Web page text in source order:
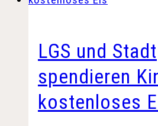
LGS und Stadt
spendieren
kostenloses